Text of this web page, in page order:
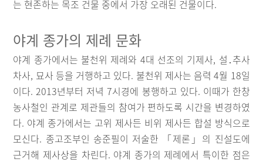
는 현존하는 목조 건물 중에서 가장 오래된 건물이다.
야계 종가의 제례 문화
야계 종가에서는 불천위 제례와 4대 선조의 기제사, 설․추사
차사, 묘사 등을 거행하고 있다. 불천위 제사는 음력 4월 18일
이다. 2013년부터 저녁 7시경에 봉행하고 있다. 이때가 한창
농사철인 관계로 제관들의 참여가 편하도록 시간을 변경하였
다. 야계 종가에서는 고위 제사든 비위 제사든 합설 방식으로
모신다. 종고조부인 송준필이 저술한 「제론」의 진설도에
근거해 제사상을 차린다. 야계 종가의 제례에서 특이한 점은